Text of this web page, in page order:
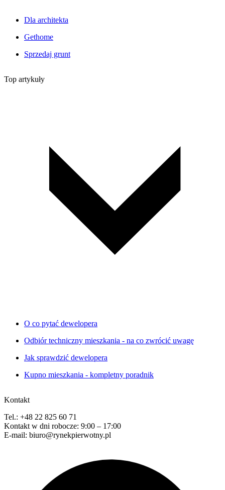
Dla architekta
Gethome
Sprzedaj grunt
Top artykuły
O co pytać dewelopera
Odbiór techniczny mieszkania - na co zwrócić uwagę
Jak sprawdzić dewelopera
Kupno mieszkania - kompletny poradnik
Kontakt
Tel.: +48 22 825 60 71
Kontakt w dni robocze: 9:00 – 17:00
E-mail: biuro@rynekpierwotny.pl